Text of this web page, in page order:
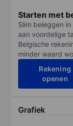
Starten met
Slim beleggen
aan voordelige
Belgische
minder waard
Rekening
openen
Grafiek